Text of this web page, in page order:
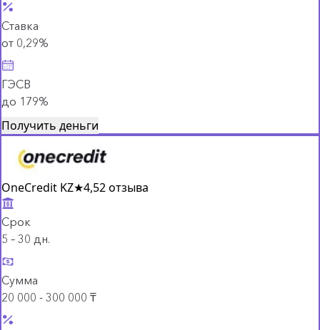
Ставка
от 0,29%
ГЭСВ
до 179%
Получить деньги
OneCredit KZ★4,52 отзыва
Срок
5 – 30 дн.
Сумма
20 000 - 300 000 ₸